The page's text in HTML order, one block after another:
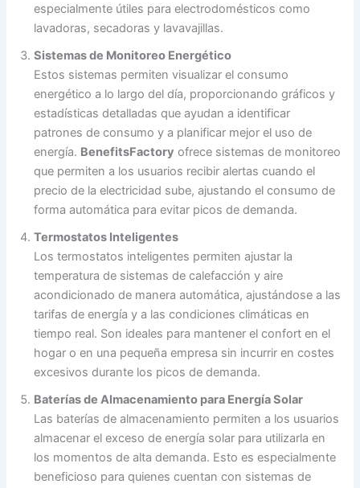
especialmente útiles para electrodomésticos como
lavadoras, secadoras y lavavajillas.
Sistemas de Monitoreo Energético
Estos sistemas permiten visualizar el consumo
energético a lo largo del día, proporcionando gráficos y
estadísticas detalladas que ayudan a identificar
patrones de consumo y a planificar mejor el uso de
energía. BenefitsFactory ofrece sistemas de monitoreo
que permiten a los usuarios recibir alertas cuando el
precio de la electricidad sube, ajustando el consumo de
forma automática para evitar picos de demanda.
Termostatos Inteligentes
Los termostatos inteligentes permiten ajustar la
temperatura de sistemas de calefacción y aire
acondicionado de manera automática, ajustándose a las
tarifas de energía y a las condiciones climáticas en
tiempo real. Son ideales para mantener el confort en el
hogar o en una pequeña empresa sin incurrir en costes
excesivos durante los picos de demanda.
Baterías de Almacenamiento para Energía Solar
Las baterías de almacenamiento permiten a los usuarios
almacenar el exceso de energía solar para utilizarla en
los momentos de alta demanda. Esto es especialmente
beneficioso para quienes cuentan con sistemas de